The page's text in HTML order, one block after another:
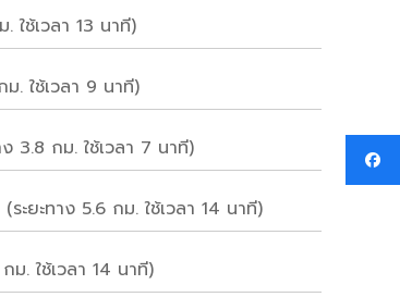
ใช้เวลา 13 นาที)
ม. ใช้เวลา 9 นาที)
ง 3.8 กม. ใช้เวลา 7 นาที)
(ระยะทาง 5.6 กม. ใช้เวลา 14 นาที)
ม. ใช้เวลา 14 นาที)